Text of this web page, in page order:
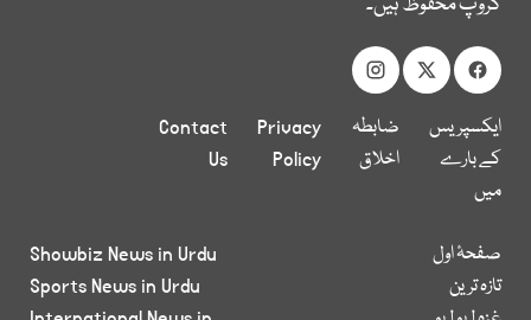
ایکسپریس
کے بارے
میں
ضابطہ
اخلاق
Privacy
Policy
Contact
Us
صفحۂ اول
تازہ ترین
Showbiz News in Urdu
Sports News in Urdu